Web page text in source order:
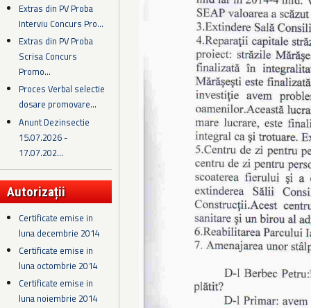
Extras din PV Proba
Interviu Concurs Pro...
Extras din PV Proba
Scrisa Concurs
Promo...
Proces Verbal selectie
dosare promovare...
Anunt Dezinsectie
15.07.2026 -
17.07.202...
Autorizații
Certificate emise in
luna decembrie 2014
Certificate emise in
luna octombrie 2014
Certificate emise in
luna noiembrie 2014